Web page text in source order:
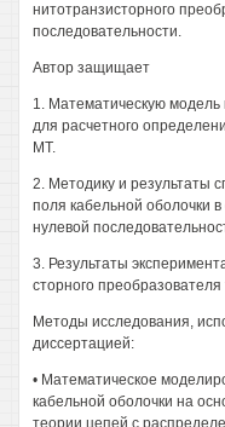
нитотранзисторного
последовательности.
Автор защищает
1. Математическую
для расчетного
МТ.
2. Методику и результаты
поля кабельной оболочки
нулевой
3. Результаты
сторного
Методы исследования,
диссертацией:
• Математическое
кабельной оболочки на
теории цепей с